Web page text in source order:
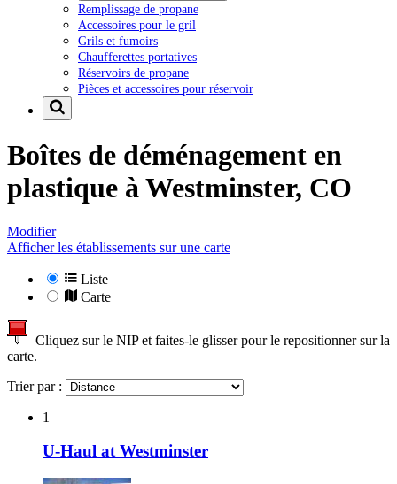
Remplissage de propane
Accessoires pour le gril
Grils et fumoirs
Chaufferettes portatives
Réservoirs de propane
Pièces et accessoires pour réservoir
Boîtes de déménagement en
plastique à Westminster, CO
Modifier
Afficher les établissements sur une carte
Liste
Carte
Cliquez sur le NIP et faites-le glisser pour le repositionner sur la
carte.
Trier par :
1
U-Haul at Westminster